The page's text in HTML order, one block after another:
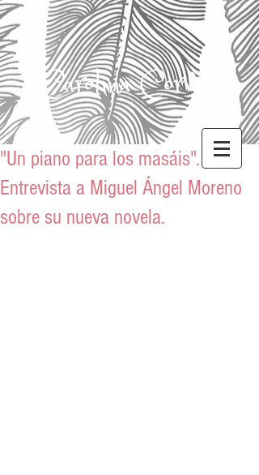
Carolina Corvillo
"Un piano para los masáis".
Entrevista a Miguel Ángel Moreno
sobre su nueva novela.